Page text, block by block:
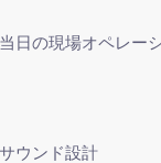
の現場オペレー
ウンド設計